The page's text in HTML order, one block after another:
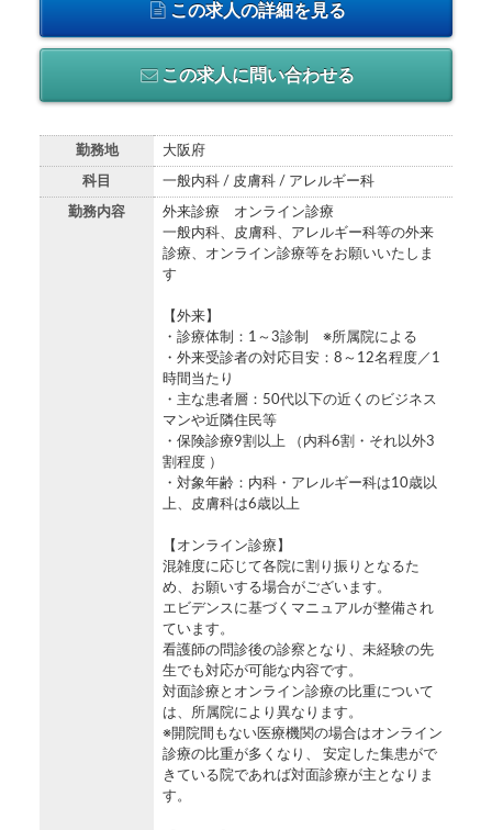
この求人の詳細を見る
この求人に問い合わせる
勤務地 大阪府
科目 一般内科 / 皮膚科 / アレルギー科
勤務内容
外来診療 オンライン診療
一般内科、皮膚科、アレルギー科等の外来
診療、オンライン診療等をお願いいたしま
す
【外来】
・診療体制：1～3診制 ※所属院による
・外来受診者の対応目安：8～12名程度／1
時間当たり
・主な患者層：50代以下の近くのビジネス
マンや近隣住民等
・保険診療9割以上 （内科6割・それ以外3
割程度 ）
・対象年齢：内科・アレルギー科は10歳以
上、皮膚科は6歳以上
【オンライン診療】
混雑度に応じて各院に割り振りとなるた
め、お願いする場合がございます。
エビデンスに基づくマニュアルが整備され
ています。
看護師の問診後の診察となり、未経験の先
生でも対応が可能な内容です。
対面診療とオンライン診療の比重について
は、所属院により異なります。
※開院間もない医療機関の場合はオンライン
診療の比重が多くなり、 安定した集患がで
きている院であれば対面診療が主となりま
す。